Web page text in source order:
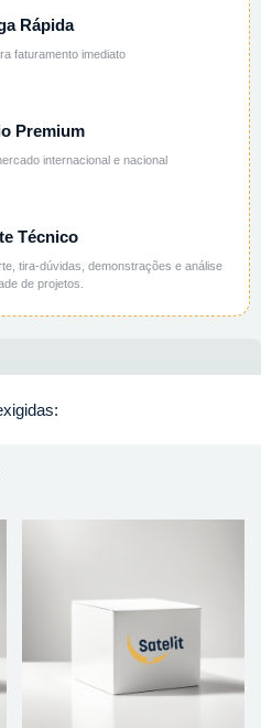
Rápida
faturamento imediato
Premium
internacional e nacional
Técnico
tira-dúvidas, demonstrações e análise
de projetos.